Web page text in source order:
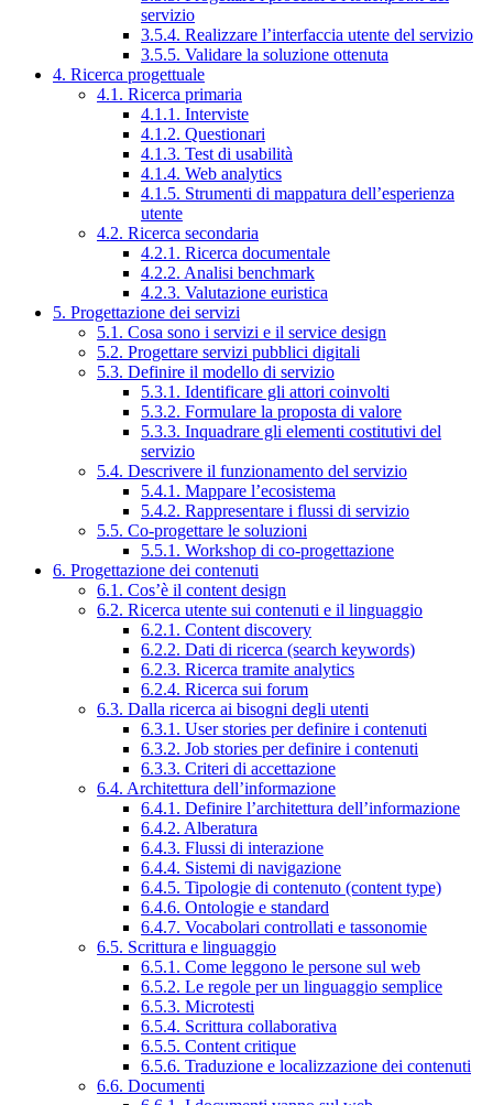
servizio
3.5.4. Realizzare l’interfaccia utente del servizio
3.5.5. Validare la soluzione ottenuta
4. Ricerca progettuale
4.1. Ricerca primaria
4.1.1. Interviste
4.1.2. Questionari
4.1.3. Test di usabilità
4.1.4. Web analytics
4.1.5. Strumenti di mappatura dell’esperienza
utente
4.2. Ricerca secondaria
4.2.1. Ricerca documentale
4.2.2. Analisi benchmark
4.2.3. Valutazione euristica
5. Progettazione dei servizi
5.1. Cosa sono i servizi e il service design
5.2. Progettare servizi pubblici digitali
5.3. Definire il modello di servizio
5.3.1. Identificare gli attori coinvolti
5.3.2. Formulare la proposta di valore
5.3.3. Inquadrare gli elementi costitutivi del
servizio
5.4. Descrivere il funzionamento del servizio
5.4.1. Mappare l’ecosistema
5.4.2. Rappresentare i flussi di servizio
5.5. Co-progettare le soluzioni
5.5.1. Workshop di co-progettazione
6. Progettazione dei contenuti
6.1. Cos’è il content design
6.2. Ricerca utente sui contenuti e il linguaggio
6.2.1. Content discovery
6.2.2. Dati di ricerca (search keywords)
6.2.3. Ricerca tramite analytics
6.2.4. Ricerca sui forum
6.3. Dalla ricerca ai bisogni degli utenti
6.3.1. User stories per definire i contenuti
6.3.2. Job stories per definire i contenuti
6.3.3. Criteri di accettazione
6.4. Architettura dell’informazione
6.4.1. Definire l’architettura dell’informazione
6.4.2. Alberatura
6.4.3. Flussi di interazione
6.4.4. Sistemi di navigazione
6.4.5. Tipologie di contenuto (content type)
6.4.6. Ontologie e standard
6.4.7. Vocabolari controllati e tassonomie
6.5. Scrittura e linguaggio
6.5.1. Come leggono le persone sul web
6.5.2. Le regole per un linguaggio semplice
6.5.3. Microtesti
6.5.4. Scrittura collaborativa
6.5.5. Content critique
6.5.6. Traduzione e localizzazione dei contenuti
6.6. Documenti